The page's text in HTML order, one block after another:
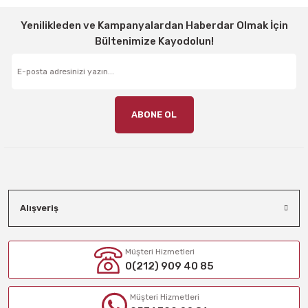
Yenilikleden ve Kampanyalardan Haberdar Olmak İçin
Bültenimize Kayodolun!
ABONE OL
Alışveriş
Müşteri Hizmetleri
0(212) 909 40 85
Müşteri Hizmetleri